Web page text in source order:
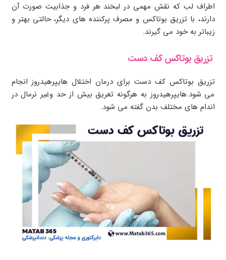
اطراف لب که نقش مهمی در لبخند هر فرد و جذابیت صورت آن
دارند، با تزریق بوتاکس و مصرف پرکننده های دیگر، حالتی بهتر و
زیباتر به خود می گیرند.
تزریق بوتاکس کف دست
تزریق بوتاکس کف دست برای درمان اختلال هایپرهیدروز انجام
می شود.هایپرهیدروز به هرگونه تعریق بیش از حد وغیر نرمال در
اندام های مختلف بدن گفته می شود.